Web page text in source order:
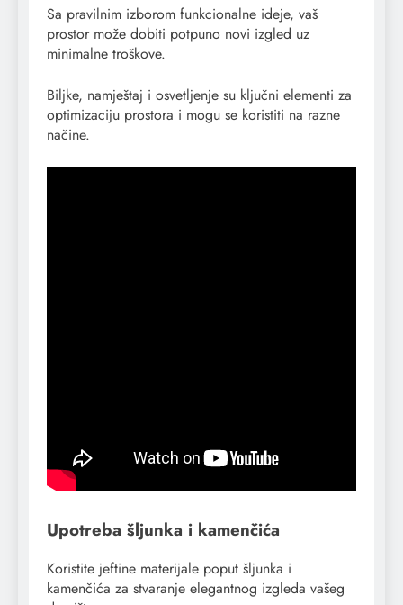
Sa pravilnim izborom funkcionalne ideje, vaš
prostor može dobiti potpuno novi izgled uz
minimalne troškove.
Biljke, namještaj i osvetljenje su ključni elementi za
optimizaciju prostora i mogu se koristiti na razne
načine.
Upotreba šljunka i kamenčića
Koristite jeftine materijale poput šljunka i
kamenčića za stvaranje elegantnog izgleda vašeg